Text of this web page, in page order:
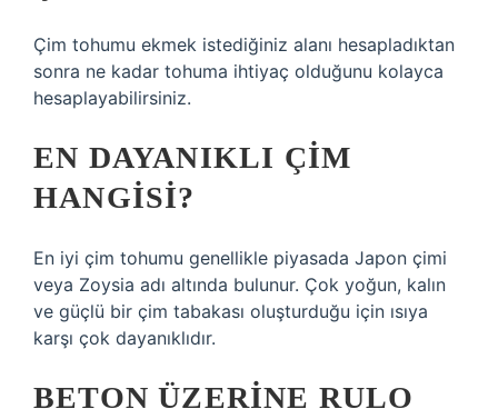
Çim tohumu ekmek istediğiniz alanı hesapladıktan
sonra ne kadar tohuma ihtiyaç olduğunu kolayca
hesaplayabilirsiniz.
EN DAYANIKLI ÇIM
HANGISI?
En iyi çim tohumu genellikle piyasada Japon çimi
veya Zoysia adı altında bulunur. Çok yoğun, kalın
ve güçlü bir çim tabakası oluşturduğu için ısıya
karşı çok dayanıklıdır.
BETON ÜZERINE RULO